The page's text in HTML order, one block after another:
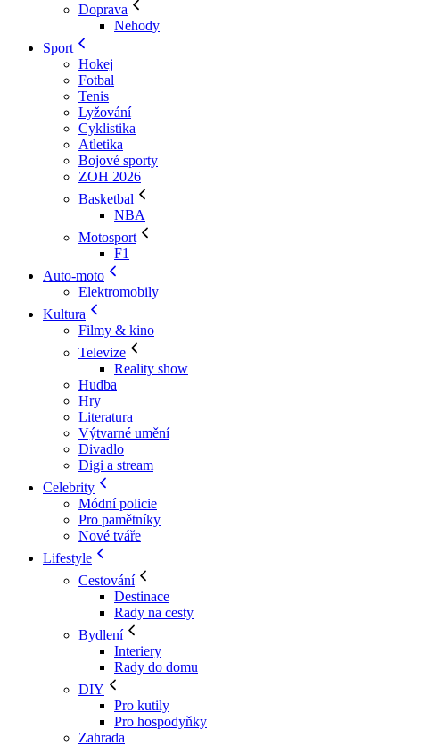
Doprava
Nehody
Sport
Hokej
Fotbal
Tenis
Lyžování
Cyklistika
Atletika
Bojové sporty
ZOH 2026
Basketbal
NBA
Motosport
F1
Auto-moto
Elektromobily
Kultura
Filmy & kino
Televize
Reality show
Hudba
Hry
Literatura
Výtvarné umění
Divadlo
Digi a stream
Celebrity
Módní policie
Pro pamětníky
Nové tváře
Lifestyle
Cestování
Destinace
Rady na cesty
Bydlení
Interiery
Rady do domu
DIY
Pro kutily
Pro hospodyňky
Zahrada